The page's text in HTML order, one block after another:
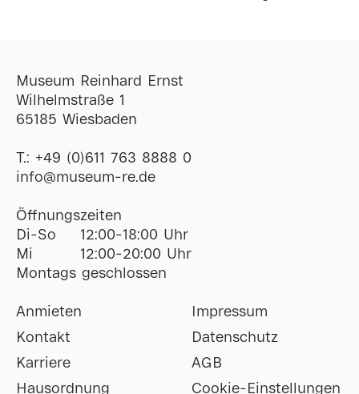
Museum Reinhard Ernst
Wilhelmstraße 1
65185 Wiesbaden
T.: +49 (0)611 763 8888 0
ofni@museum-re de
Öffnungszeiten
Di-So
12:00-18:00 Uhr
Mi
12:00-20:00 Uhr
Montags geschlossen
Anmieten
Kontakt
Karriere
Hausordnung
Impressum
Datenschutz
AGB
Cookie-Einstellungen